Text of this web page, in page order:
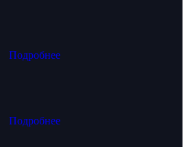
Подробнее
Подробнее